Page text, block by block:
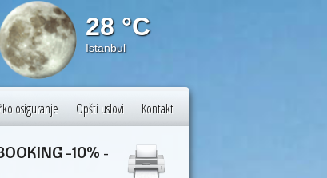
28 °C
Istanbul
osiguranje Opšti uslovi Kontakt
-10% -